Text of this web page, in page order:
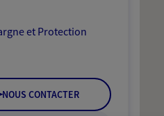
et Protection
NOUS CONTACTER